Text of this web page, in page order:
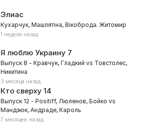
Элиас
Кухарчук, Машлятіна, Вікоброда. Житомир
1 неделя назад
Я люблю Украину7
Выпуск 8 - Кравчук, Гладкий vs Товстолес,
Никитина
3 месяца назад
Кто сверху14
Выпуск 12 - Positiff, Люленов, Бойко vs
Мандзюк, Андраде, Кароль
7 месяцев назад